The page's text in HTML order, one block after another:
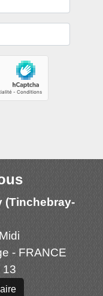
(Tinchebray-
- FRANCE
13